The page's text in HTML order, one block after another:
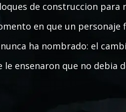
de construccion para
en que un
ha nombrado: el
le ensenaron que no debia